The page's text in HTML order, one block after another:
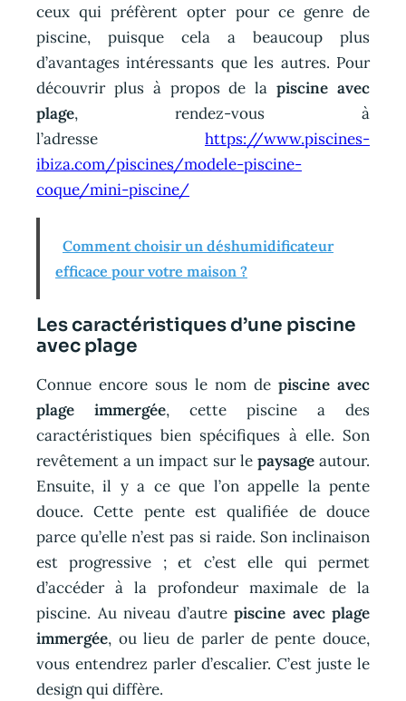
ceux qui préfèrent opter pour ce genre de
piscine, puisque cela a beaucoup plus
d’avantages intéressants que les autres. Pour
découvrir plus à propos de lapiscine avec
plage, rendez-vous à
l’adresse https://www.piscines-
ibiza.com/piscines/modele-piscine-
coque/mini-piscine/
Comment choisir un déshumidificateur
efficace pour votre maison ?
Les caractéristiques d’une piscine
avec plage
Connue encore sous le nom de piscine avec
plage immergée, cette piscine a des
caractéristiques bien spécifiques à elle. Son
revêtement a un impact sur le paysage autour.
Ensuite, il y a ce que l’on appelle la pente
douce. Cette pente est qualifiée de douce
parce qu’elle n’est pas si raide. Son inclinaison
est progressive ; et c’est elle qui permet
d’accéder à la profondeur maximale de la
piscine. Au niveau d’autre piscine avec plage
immergée, ou lieu de parler de pente douce,
vous entendrez parler d’escalier. C’est juste le
design qui diffère.